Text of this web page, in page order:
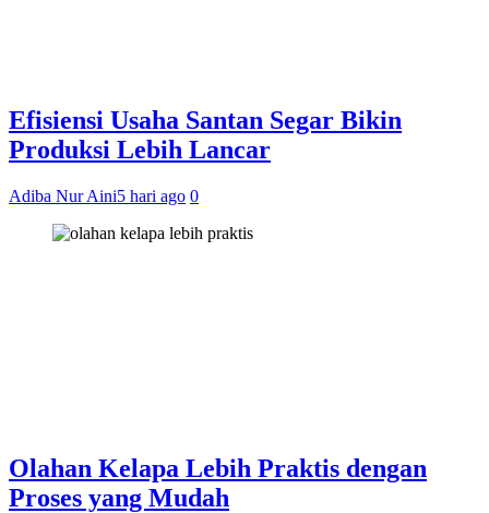
Efisiensi Usaha Santan Segar Bikin
Produksi Lebih Lancar
Adiba Nur Aini5 hari ago 0
Olahan Kelapa Lebih Praktis dengan
Proses yang Mudah